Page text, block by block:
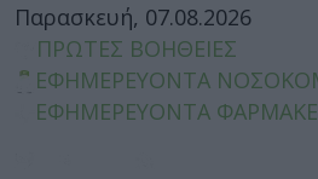
Παρασκευή, 07.08.2026
ΠΡΩΤΕΣ ΒΟΗΘΕΙΕΣ
ΕΦΗΜΕΡΕΥΟΝΤΑ
ΕΦΗΜΕΡΕΥΟΝΤΑ